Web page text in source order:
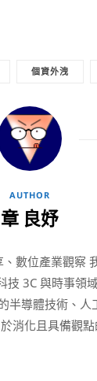
個資外洩
AUTHOR
章 良妤
數位產業觀察
技 3C 與時事領
半導體技術、人
消化且具備觀點